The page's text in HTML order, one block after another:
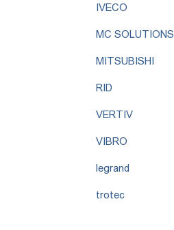
IVECO
MC SOLUTIONS
MITSUBISHI
RID
VERTIV
VIBRO
legrand
trotec